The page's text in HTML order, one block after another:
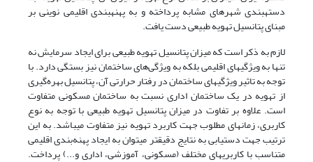
دسته­بندی شهرهای مشابه پرداخته و به پهنه­بندی اقلیمی نوینی بر
مبنای پتانسیل تهویه طبیعی دست یافت.
لازم به ذکر است که میزان پتانسیل تهویه طبیعی برای ایجاد سرمایش نه
تنها به ویژگی­های اقلیمی بلکه به ویژگی‌های ساختمان نیز بستگی دارد. با
توجه به تاثیر ویژگی­های ساختمان در رفتار حرارتی آن، پتانسیل بهره‌گیری
از تهویه در یک ساختمان اداری نسبت به ساختمان مسکونی متفاوت
است. علاوه بر تفاوت در میزان پتانسیل تهویه طبیعی با توجه به نوع
کاربری، زمان­های مطلوب جهت کاربرد تهویه نیز متفاوت می­باشد. به این
ترتیب جهت دستیابی به نتایج دقیقتر می­توان به ایجاد پهنه‌بندی اقلیمی
متناسب با کاربری­های مختلف (مسکونی، آموزشی، اداری و...) پرداخت.